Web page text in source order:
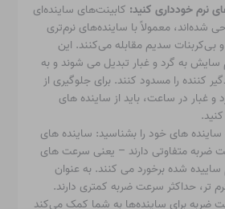
نرم خودداری کنید: کابینت‌های ساینده‌ای
شده‌اند، معمولاً با ساینده‌های نرم‌تری
و بی‌کربنات سدیم مقابله می‌کنند. این
سایش به گرد و غبار تبدیل می شوند و به
کننده را مسدود کنند. برای جلوگیری از
و غبار در ساعت، باید از ساینده های
های خود را بشناسید: ساینده های
ضربه متفاوتی دارند – یعنی سرعت های
شده برخورد می کنند. به عنوان
تر، حداکثر سرعت ضربه کمتری دارند.
ضربه برای ساینده‌ها به شما کمک می‌کند